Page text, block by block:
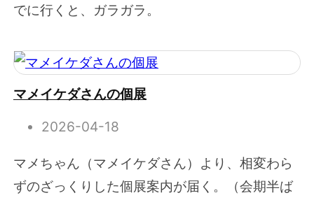
でに行くと、ガラガラ。
マメイケダさんの個展
2026-04-18
マメちゃん（マメイケダさん）より、相変わら
ずのざっくりした個展案内が届く。（会期半ば